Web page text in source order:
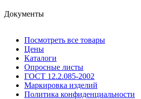
Документы
Посмотреть все товары
Цены
Каталоги
Опросные листы
ГОСТ 12.2.085-2002
Маркировка изделий
Политика конфиденциальности